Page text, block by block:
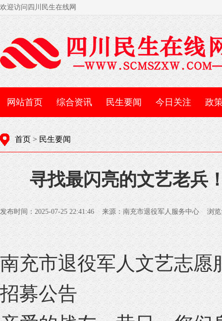
欢迎访问四川民生在线网
网站首页 综合资讯 民生要闻 今日关注 政
首页 > 民生要闻
寻找最闪亮的文艺老兵
发布时间：2025-07-25 22:41:46 来源：南充市退役军人服务中心 浏览
南充市退役军人文艺志愿
招募公告